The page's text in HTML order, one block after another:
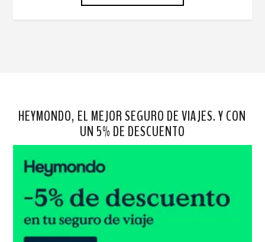
HEYMONDO, EL MEJOR SEGURO DE VIAJES. Y CON
UN 5% DE DESCUENTO